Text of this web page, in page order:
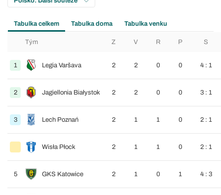
Tabulka celkem Tabulka doma Tabulka venku
Tým Z V R P S
1 Legia Varšava 2 2 0 0 4 : 1
2 Jagiellonia Białystok 2 2 0 0 3 : 1
3 Lech Poznań 2 1 1 0 2 : 1
Wisła Płock 2 1 1 0 2 : 1
5 GKS Katowice 2 1 0 1 4 : 3